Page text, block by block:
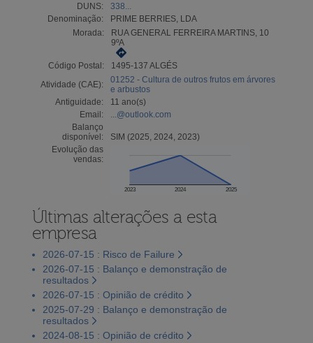
DUNS:
338...
Denominação:
PRIME BERRIES, LDA
Morada:
RUA GENERAL FERREIRA MARTINS, 10
9ºA
Código Postal:
1495-137 ALGÉS
Atividade (CAE):
01252 - Cultura de outros frutos em árvores
e arbustos
Antiguidade:
11 ano(s)
Email:
...@outlook.com
Balanço
disponível:
SIM (2025, 2024, 2023)
Evolução das
vendas:
2023 2024 2025
Últimas alterações a esta
empresa
2026-07-15 : Risco de Failure
2026-07-15 : Balanço e demonstração de
resultados
2026-07-15 : Opinião de crédito
2025-07-29 : Balanço e demonstração de
resultados
2024-08-15 : Opinião de crédito